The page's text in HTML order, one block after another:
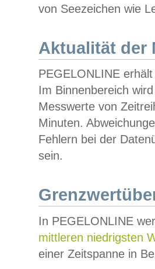
von Seezeichen wie
Aktualität der
PEGELONLINE
Im Binnenbereich
Messwerte von
Minuten.
Fehlern bei der
sein.
In PEGELONLINE
mittleren niedrigsten
einer Zeitspanne in